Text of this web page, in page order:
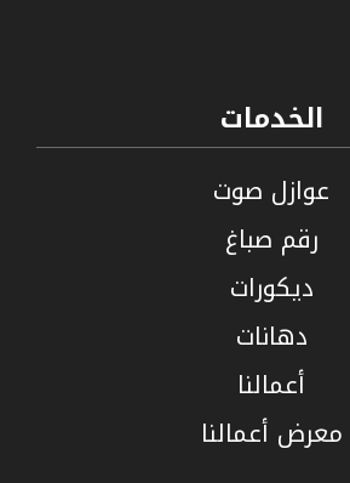
الخدمات
عوازل صوت
رقم صباغ
ديكورات
دهانات
أعمالنا
معرض أعمالنا